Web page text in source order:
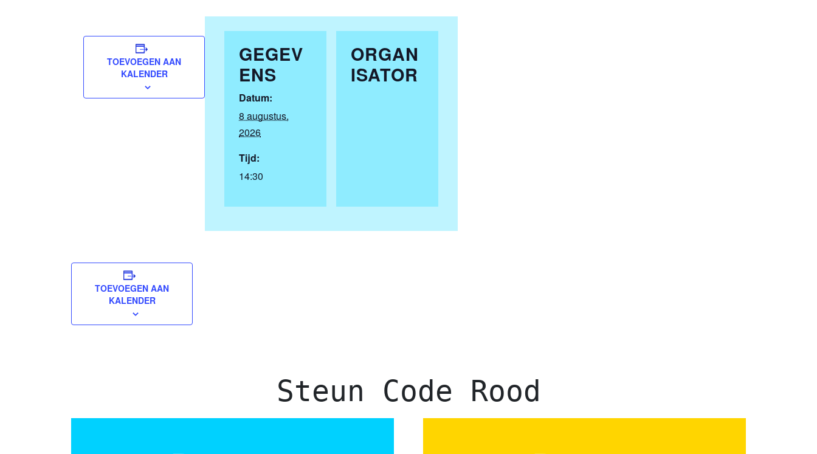
TOEVOEGEN AAN
KALENDER
GEGEV
ENS
Datum:
8 augustus,
2026
Tijd:
14:30
ORGAN
ISATOR
TOEVOEGEN AAN
KALENDER
Steun Code Rood